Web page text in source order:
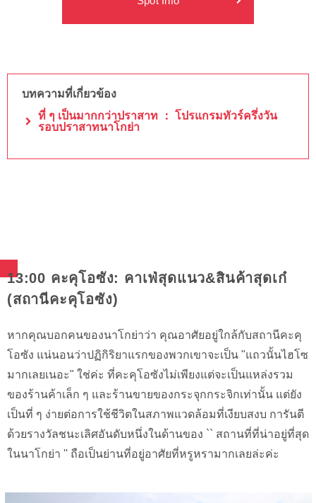
บทความที่เกี่ยวข้อง
ที่ ๆ เป็นมากกว่าปราสาท ： โปรแกรมทัวร์ครึ่งวัน
รอบปราสาทนาโกย่า
13:00 คะคุโอซัง: คาเฟ่สุดแนว&สินค้าสุดเก๋
(สถานีคะคุโอซัง)
หากคุณบอกคนของนาโกย่าว่า คุณอาศัยอยู่ใกล้กับสถานีคะคุ
โอซัง แน่นอนว่าปฏิกิริยาแรกของพวกเขาจะเป็น "แถวนั้นไฮโซ
มากเลยเนอะ" ใช่ค่ะ ที่คะคุโอซังไม่เพียงแต่จะเป็นแหล่งรวม
ของร้านค้าเล็ก ๆ และร้านขายของกระจุกกระจิกเท่านั้น แต่ยัง
เป็นที่ ๆ ง่ายต่อการใช้ชีวิตในสภาพแวดล้อมที่เงียบสงบ การันตี
ด้วยรางวัลชนะเลิศอันดับหนึ่งในด้านของ `` สถานที่ที่น่าอยู่ที่สุด
ในนาโกย่า '' ถือเป็นย่านที่อยู่อาศัยที่หรูหรามากเลยล่ะค่ะ